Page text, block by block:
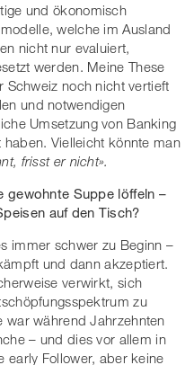
und ökonomisch
welche im Ausland
nicht nur evaluiert,
werden. Meine These
Schweiz noch nicht vertieft
und notwendigen
Umsetzung von Banking
Vielleicht könnte man
frisst er nicht».
gewohnte Suppe löffeln –
auf den Tisch?
immer schwer zu Beginn –
und dann akzeptiert.
verwirkt, sich
zu
war während Jahrzehnten
– und dies vor allem in
early Follower, aber keine